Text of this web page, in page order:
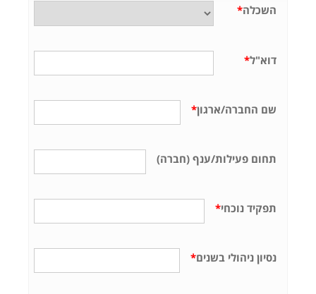
*השכלה
*דוא"ל
*שם החברה/ארגון
תחום פעילות/ענף (חברה)
*תפקיד נוכחי
*נסיון ניהולי בשנים